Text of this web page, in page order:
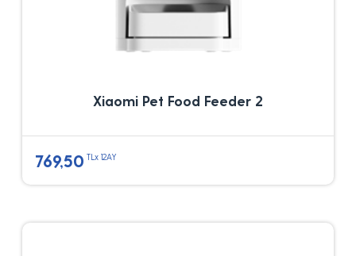
Xiaomi Pet Food Feeder 2
769,50 TLx 12AY